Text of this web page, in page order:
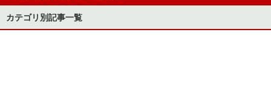
カテゴリ別記事一覧